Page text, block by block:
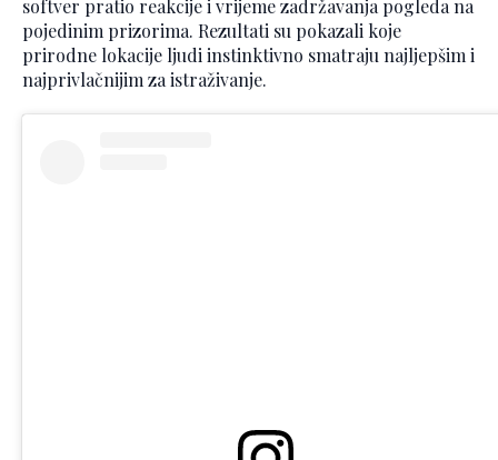
softver pratio reakcije i vrijeme zadržavanja pogleda na
pojedinim prizorima. Rezultati su pokazali koje
prirodne lokacije ljudi instinktivno smatraju najljepšim i
najprivlačnijim za istraživanje.